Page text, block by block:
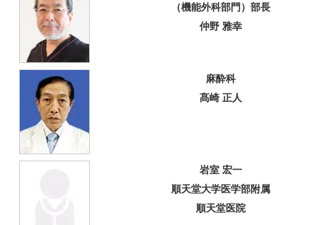
（機能外科部門）部長
仲野 雅幸
麻酔科
髙崎 正人
岩室 宏一
順天堂大学医学部附属
順天堂医院